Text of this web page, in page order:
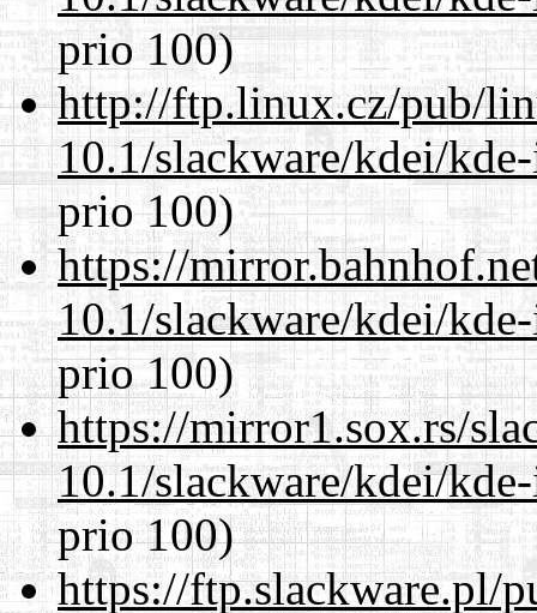
prio 100)
http://ftp.linux.cz/pub/
10.1/slackware/kdei/
prio 100)
https://
10.1/slackware/kdei/
prio 100)
https://mirror1.sox.rs/
10.1/slackware/kdei/
prio 100)
https://ftp.slackware.pl/